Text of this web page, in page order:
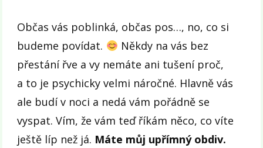
Občas vás poblinká, občas pos…, no, co si
budeme povídat.
Někdy na vás bez
přestání řve a vy nemáte ani tušení proč,
a to je psychicky velmi náročné. Hlavně vás
ale budí v noci a nedá vám pořádně se
vyspat. Vím, že vám teď říkám něco, co víte
ještě líp než já. Máte můj upřímný obdiv.